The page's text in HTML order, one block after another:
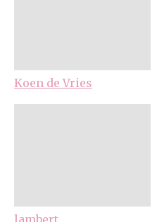
Koen de Vries
lambert